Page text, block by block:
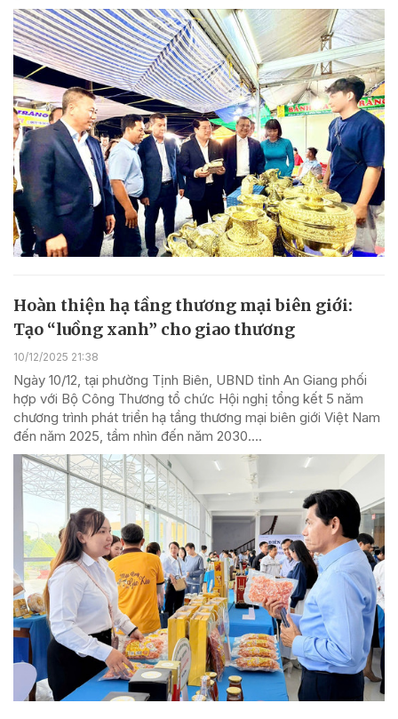
Hoàn thiện hạ tầng thương mại biên giới:
Tạo “luồng xanh” cho giao thương
10/12/2025 21:38
Ngày 10/12, tại phường Tịnh Biên, UBND tỉnh An Giang phối
hợp với Bộ Công Thương tổ chức Hội nghị tổng kết 5 năm
chương trình phát triển hạ tầng thương mại biên giới Việt Nam
đến năm 2025, tầm nhìn đến năm 2030....